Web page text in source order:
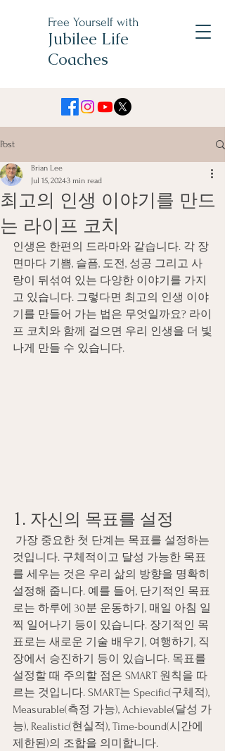
Free Yourself with
Jubilee Life
Coaches
Post
최고의 인생 이야기를 만드
는 라이프 코치
Brian Lee
Jul 15, 20243 min read
인생은 한편의 드라마와 같습니다. 각 장
면마다 기쁨, 슬픔, 도전, 성공 그리고 사
랑이 뒤섞여 있는 다양한 이야기를 가지
고 있습니다. 그렇다면 최고의 인생 이야
기를 만들어 가는 법은 무엇일까요? 라이
프 코치와 함께 걸으면 우리 인생을 더 빛
나게 만들 수 있습니다.
1. 자신의 목표를 설정
가장 중요한 첫 단계는 목표를 설정하는
것입니다. 구체적이고 달성 가능한 목표
를 세우는 것은 우리 삶의 방향을 명확히
설정해 줍니다. 예를 들어, 단기적인 목표
로는 하루에 30분 운동하기, 매일 아침 일
찍 일어나기 등이 있습니다. 장기적인 목
표로는 새로운 기술 배우기, 여행하기, 직
장에서 승진하기 등이 있습니다. 목표를
설정할 때 주의할 점은 SMART 원칙을 따
르는 것입니다. SMART는 Specific(구체적),
Measurable(측정 가능), Achievable(달성 가
능), Realistic(현실적), Time-bound(시간에
제한된)의 조합을 의미합니다.